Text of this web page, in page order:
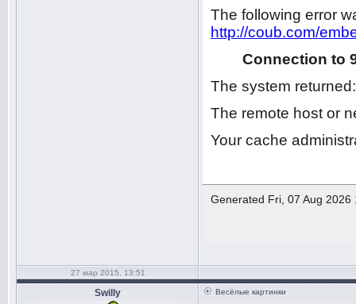
27 мар 2015, 13:51
Swilly Весёлые картинки